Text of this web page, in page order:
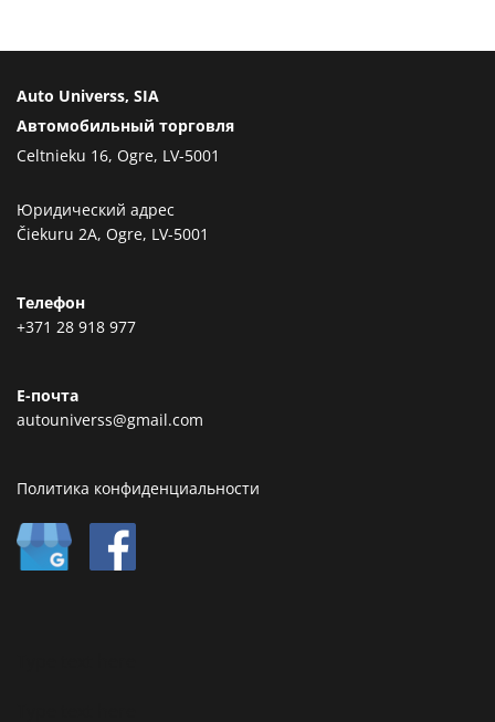
Auto Universs, SIA
Автомобильный торговля
Celtnieku 16, Ogre, LV-5001
Юридический адрес
Čiekuru 2A, Ogre, LV-5001
Телефон
+371 28 918 977
Е-почта
autouniverss@gmail.com
Политика конфиденциальности